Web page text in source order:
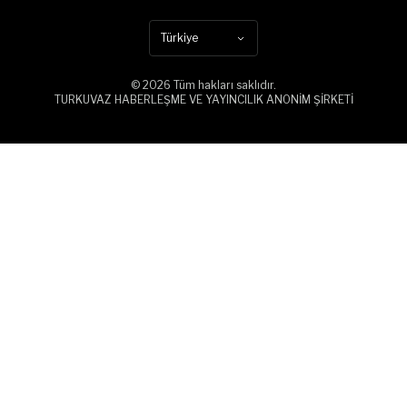
Türkiye
© 2026 Tüm hakları saklıdır.
TURKUVAZ HABERLEŞME VE YAYINCILIK ANONİM ŞİRKETİ